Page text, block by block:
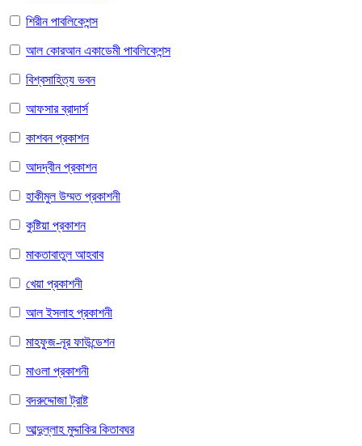
শিরীন পাবলিকেশন্স
আল কোরআন একাডেমী পাবলিকেশন্স
বিশ্বসাহিত্য ভবন
আফসার ব্রাদার্স
কাশবন প্রকাশন
আদদ্বীন প্রকাশন
হাকীমুল উম্মত প্রকাশনী
কুষ্টিয়া প্রকাশন
মাকতাবাতুল আহবাব
খেয়া প্রকাশনী
আল ইসলাহ প্রকাশনী
মাহফুজ-নূর ফাউন্ডেশন
মাওলা প্রকাশনী
বদরুদ্দোজা ট্রাষ্ট
আব্দুল্লাহ মুদ্দাকির কিতাবঘর